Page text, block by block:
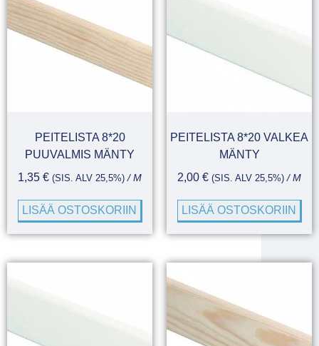
PEITELISTA 8*20
PUUVALMIS MÄNTY
1,35 € (SIS. ALV 25,5%) / M
LISÄÄ OSTOSKORIIN
PEITELISTA 8*20 VALKEA
MÄNTY
2,00 € (SIS. ALV 25,5%) / M
LISÄÄ OSTOSKORIIN